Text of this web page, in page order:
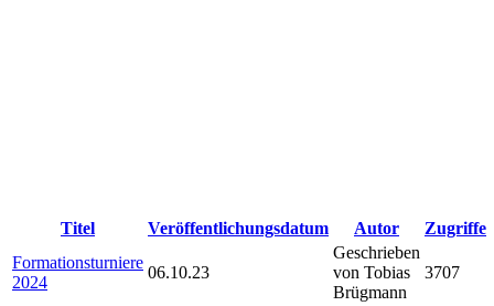
Titel Veröffentlichungsdatum Autor
Zugriffe
Formationsturniere
2024
06.10.23
Geschrieben
von Tobias
Brügmann
3707